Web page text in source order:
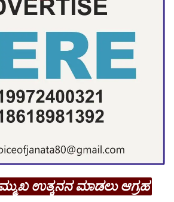
ಉತ್ಕನನ ಮಾಡಲು ಆಗ್ರಹ